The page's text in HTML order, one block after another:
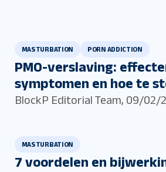
MASTURBATION PORN ADDICTION
PMO-verslaving:
symptomen en hoe te
BlockP Editorial Team, 09/02/
MASTURBATION
7 voordelen en